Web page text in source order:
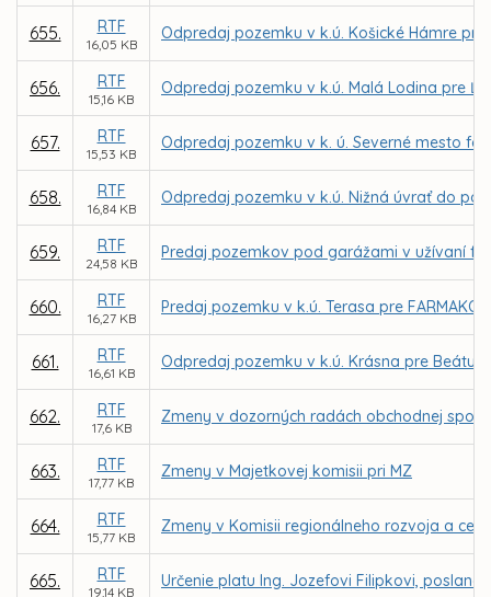
655. RTF
16,05 KB
Odpredaj pozemku v k.ú. Košické Hámre pre
656. RTF
15,16 KB
Odpredaj pozemku v k.ú. Malá Lodina pre
657. RTF
15,53 KB
Odpredaj pozemku v k. ú. Severné mesto
658. RTF
16,84 KB
Odpredaj pozemku v k.ú. Nižná úvrať do
659. RTF
24,58 KB
Predaj pozemkov pod garážami v užívaní
660. RTF
16,27 KB
Predaj pozemku v k.ú. Terasa pre
661. RTF
16,61 KB
Odpredaj pozemku v k.ú. Krásna pre Beátu
662. RTF
17,6 KB
Zmeny v dozorných radách obchodnej
663. RTF
17,77 KB
Zmeny v Majetkovej komisii pri MZ
664. RTF
15,77 KB
Zmeny v Komisii regionálneho rozvoja a
665. RTF
19,14 KB
Určenie platu Ing. Jozefovi Filipkovi,